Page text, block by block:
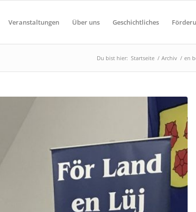
Veranstaltungen Über uns Geschichtliches
Du bist hier: Startseite / Archiv / en